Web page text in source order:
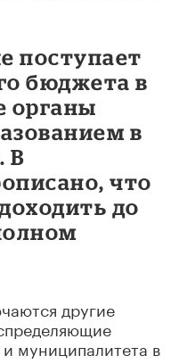
поступает
бюджета в
органы
в
В
что
до
другие
муниципалитета в